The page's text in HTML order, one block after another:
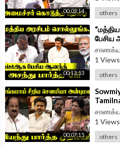
00:03:14 others
00:13:53
பேசிய
Anand
1 Views
others
00:07:15
CM
1 Views
others